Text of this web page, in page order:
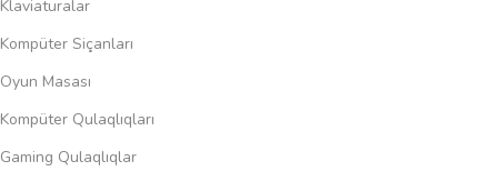
Klaviaturalar
Kompüter Siçanları
Oyun Masası
Kompüter Qulaqlıqları
Gaming Qulaqlıqlar